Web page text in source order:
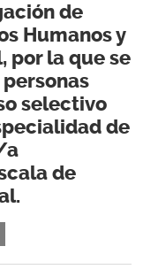
de
Humanos y
por la que se
selectivo
de
a
de